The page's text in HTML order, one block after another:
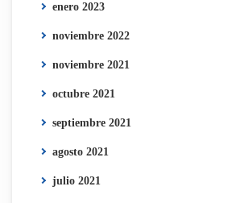
enero 2023
noviembre 2022
noviembre 2021
octubre 2021
septiembre 2021
agosto 2021
julio 2021